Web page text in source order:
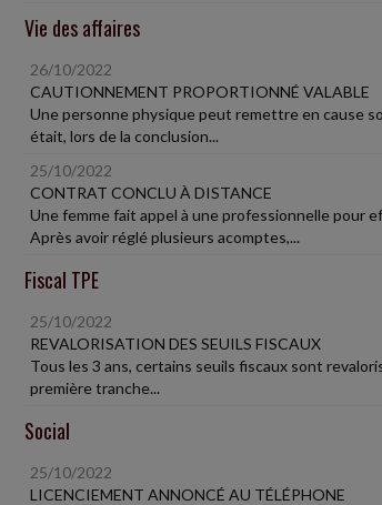
Vie des affaires
26/10/2022
CAUTIONNEMENT PROPORTIONNÉ VALABLE
Une personne physique peut remettre en cause
était, lors de la conclusion...
25/10/2022
CONTRAT CONCLU À DISTANCE
Une femme fait appel à une professionnelle pour
Après avoir réglé plusieurs acomptes,...
Fiscal TPE
25/10/2022
REVALORISATION DES SEUILS FISCAUX
Tous les 3 ans, certains seuils fiscaux sont
première tranche...
Social
25/10/2022
LICENCIEMENT ANNONCÉ AU TÉLÉPHONE